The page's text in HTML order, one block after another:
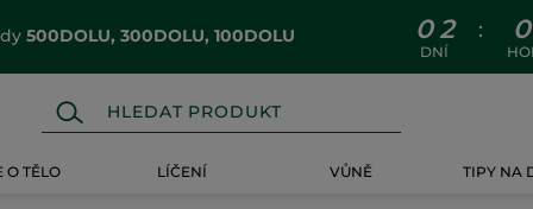
500DOLU, 300DOLU, 100DOLU 0 2
DNÍ
: 0
O TĚLO LÍČENÍ VŮNĚ TIPY NA